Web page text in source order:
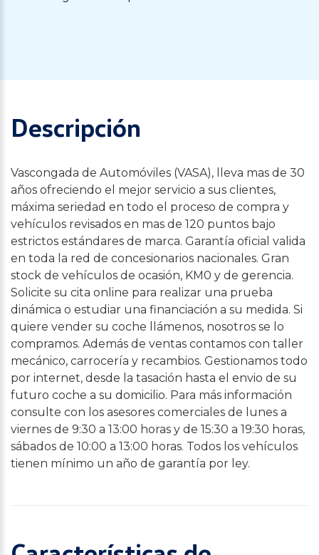
Descripción
Vascongada de Automóviles (VASA), lleva mas de 30
años ofreciendo el mejor servicio a sus clientes,
máxima seriedad en todo el proceso de compra y
vehículos revisados en mas de 120 puntos bajo
estrictos estándares de marca. Garantía oficial valida
en toda la red de concesionarios nacionales. Gran
stock de vehículos de ocasión, KM0 y de gerencia.
Solicite su cita online para realizar una prueba
dinámica o estudiar una financiación a su medida. Si
quiere vender su coche llámenos, nosotros se lo
compramos. Además de ventas contamos con taller
mecánico, carrocería y recambios. Gestionamos todo
por internet, desde la tasación hasta el envio de su
futuro coche a su domicilio. Para más información
consulte con los asesores comerciales de lunes a
viernes de 9:30 a 13:00 horas y de 15:30 a 19:30 horas,
sábados de 10:00 a 13:00 horas. Todos los vehículos
tienen mínimo un año de garantía por ley.